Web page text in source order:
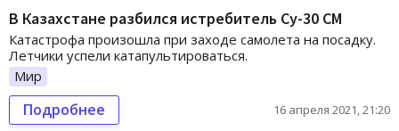
В Казахстане разбился истребитель Су-30 СМ
Катастрофа произошла при заходе самолета на посадку.
Летчики успели катапультироваться.
Мир
Подробнее 16 апреля 2021, 21:20